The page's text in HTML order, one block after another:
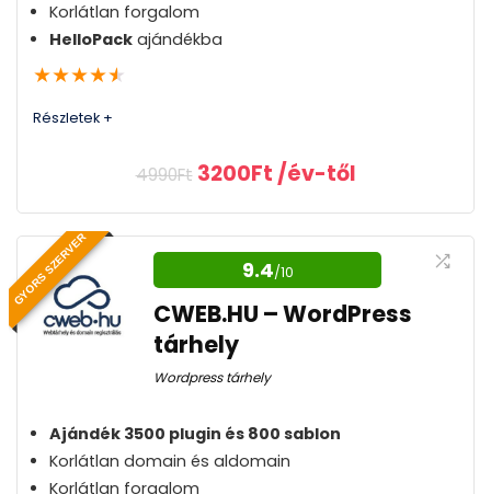
Korlátlan forgalom
HelloPack ajándékba
★★★★★
Részletek +
4990Ft Original
was:
4990Ft.
3200FtCurrent
price
is:
3200Ft.
/év-től
WordPress optimalizált
szerverek és infrastruktúra
WordPress optimalizált szerverek és
infrastruktúra biztosítsák a gyors betöltési időt
és az optimális teljesítményt a webhelyek
Megbízhatóság
GYORS SZERVER 9.4/10
CWEB.HU – WordPress
tárhely
Wordpress tárhely
Ajándék 3500 plugin és 800 sablon
Korlátlan domain és aldomain
Korlátlan forgalom